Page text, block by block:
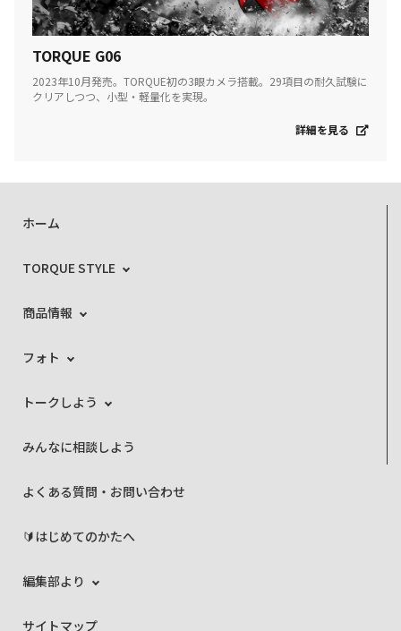
TORQUE G06
2023年10月発売。TORQUE初の3眼カメラ搭載。29項目の耐久試験に
クリアしつつ、小型・軽量化を実現。
詳細を見る
ホーム
TORQUE STYLE
商品情報
フォト
トークしよう
みんなに相談しよう
よくある質問・お問い合わせ
🔰はじめてのかたへ
編集部より
サイトマップ